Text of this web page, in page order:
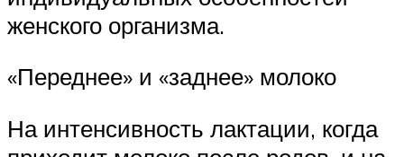
женского организма.
«Переднее» и «заднее» молоко
На интенсивность лактации, когда